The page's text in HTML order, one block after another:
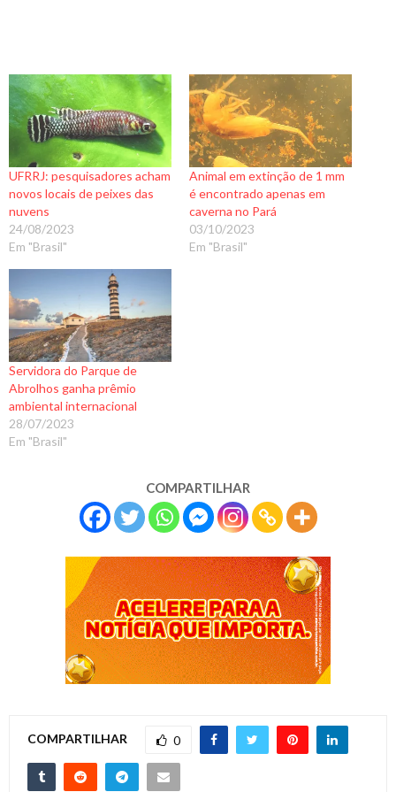
UFRRJ: pesquisadores acham
novos locais de peixes das
nuvens
24/08/2023
Em "Brasil"
Animal em extinção de 1 mm
é encontrado apenas em
caverna no Pará
03/10/2023
Em "Brasil"
Servidora do Parque de
Abrolhos ganha prêmio
ambiental internacional
28/07/2023
Em "Brasil"
COMPARTILHAR
COMPARTILHAR 0